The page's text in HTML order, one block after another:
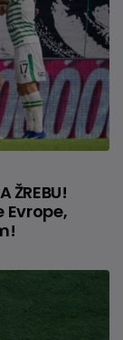
ŽREBU!
Evrope,